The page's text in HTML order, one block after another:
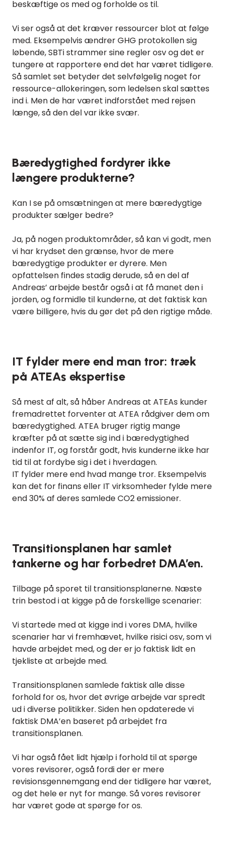
beskæftige os med og forholde os til.
Vi ser også at det kræver ressourcer blot at følge
med. Eksempelvis ændrer GHG protokollen sig
løbende, SBTi strammer sine regler osv og det er
tungere at rapportere end det har været tidligere.
Så samlet set betyder det selvfølgelig noget for
ressource-allokeringen, som ledelsen skal sættes
ind i. Men de har været indforstået med rejsen
længe, så den del var ikke svær.
Bæredygtighed fordyrer ikke
længere produkterne?
Kan I se på omsætningen at mere bæredygtige
produkter sælger bedre?
Ja, på nogen produktområder, så kan vi godt, men
vi har krydset den grænse, hvor de mere
bæredygtige produkter er dyrere. Men
opfattelsen findes stadig derude, så en del af
Andreas’ arbejde består også i at få manet den i
jorden, og formidle til kunderne, at det faktisk kan
være billigere, hvis du gør det på den rigtige måde.
IT fylder mere end man tror: træk
på ATEAs ekspertise
Så mest af alt, så håber Andreas at ATEAs kunder
fremadrettet forventer at ATEA rådgiver dem om
bæredygtighed. ATEA bruger rigtig mange
kræfter på at sætte sig ind i bæredygtighed
indenfor IT, og forstår godt, hvis kunderne ikke har
tid til at fordybe sig i det i hverdagen.
IT fylder mere end hvad mange tror. Eksempelvis
kan det for finans eller IT virksomheder fylde mere
end 30% af deres samlede CO2 emissioner.
Transitionsplanen har samlet
tankerne og har forbedret DMA’en.
Tilbage på sporet til transitionsplanerne. Næste
trin bestod i at kigge på de forskellige scenarier:
Vi startede med at kigge ind i vores DMA, hvilke
scenarier har vi fremhævet, hvilke risici osv, som vi
havde arbejdet med, og der er jo faktisk lidt en
tjekliste at arbejde med.
Transitionsplanen samlede faktisk alle disse
forhold for os, hvor det øvrige arbejde var spredt
ud i diverse politikker. Siden hen opdaterede vi
faktisk DMA’en baseret på arbejdet fra
transitionsplanen.
Vi har også fået lidt hjælp i forhold til at spørge
vores revisorer, også fordi der er mere
revisionsgennemgang end der tidligere har været,
og det hele er nyt for mange. Så vores revisorer
har været gode at spørge for os.